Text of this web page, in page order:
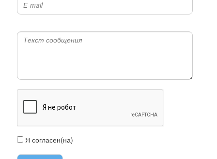
Я согласен(на)